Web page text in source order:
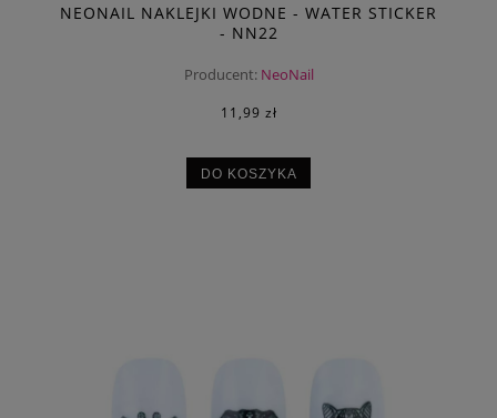
NEONAIL NAKLEJKI WODNE - WATER STICKER
- NN22
Producent: NeoNail
11,99 zł
DO KOSZYKA